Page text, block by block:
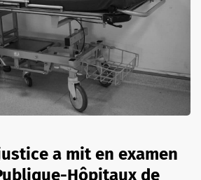
a mit en examen
Hôpitaux de